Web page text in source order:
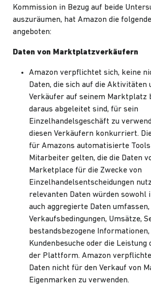
Kommission in Bezug auf beide
auszuräumen, hat Amazon die
angeboten:
Daten von Marktplatzverkäufern
Amazon verpflichtet sich, keine
Daten, die sich auf die Aktivitäten
Verkäufer auf seinem Marktplatz
daraus abgeleitet sind, für sein
Einzelhandelsgeschäft zu
diesen Verkäufern konkurriert.
für Amazons automatisierte
Mitarbeiter gelten, die die Daten
Marketplace für die Zwecke von
Einzelhandelsentscheidungen
relevanten Daten würden sowohl
auch aggregierte Daten umfassen,
Verkaufsbedingungen, Umsätze,
bestandsbezogene
Kundenbesuche oder die
der Plattform. Amazon
Daten nicht für den Verkauf von
Eigenmarken zu verwenden.